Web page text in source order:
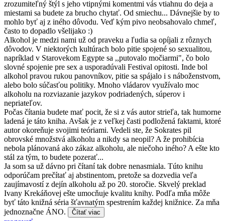
zrozumiteľný štýl s jeho vtipnými komentmi vás vtiahnu do deja a
miestami sa budete za brucho chytať. Od smiechu... Dávnejšie by to
mohlo byť aj z iného dôvodu. Veď kým pivo neobsahovalo chmeľ,
často to dopadlo všelijako :)
Alkohol je medzi nami už od praveku a ľudia sa opíjali z rôznych
dôvodov. V niektorých kultúrach bolo pitie spojené so sexualitou,
napríklad v Starovekom Egypte sa ,,putovalo močiarmi", čo bolo
slovné spojenie pre sex a usporadúvali Festival opitosti. Inde bol
alkohol pravou rukou panovníkov, pitie sa spájalo i s náboženstvom,
alebo bolo súčasťou politiky. Mnoho vládarov využívalo moc
alkoholu na rozviazanie jazykov podriadených, súperov i
nepriateľov.
Počas čítania budete mať pocit, že si z vás autor strieľa, tak humorne
ladená je táto kniha. Avšak je z veľkej časti podložená faktami, ktoré
autor okoreňuje svojimi teóriami. Vedeli ste, že Sokrates pil
obrovské množstvá alkoholu a nikdy sa neopil? A že prohibícia
nebola plánovaná ako zákaz alkoholu, ale niečoho iného? A ešte kto
stál za tým, to budete pozerať...
Ja som sa už dávno pri čítaní tak dobre nenasmiala. Túto knihu
odporúčam prečítať aj abstinentom, pretože sa dozvedia veľa
zaujímavostí z dejín alkoholu až po 20. storočie. Skvelý preklad
Ivany Krekáňovej ešte umocňuje kvalitu knihy. Podľa mňa môže
byť táto knižná séria šťavnatým spestrením každej knižnice. Za mňa
jednoznačne ÁNO.
Čítať viac